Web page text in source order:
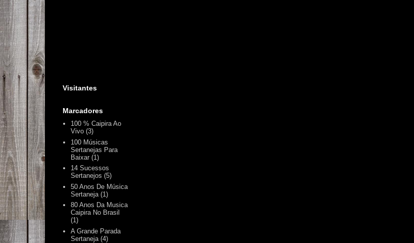
Visitantes
Marcadores
100 % Caipira Ao
Vivo (3)
100 Músicas
Sertanejas Para
Baixar (1)
14 Sucessos
Sertanejos (5)
50 Anos De Música
Sertaneja (1)
80 Anos Da Musica
Caipira No Brasil
(1)
A Grande Parada
Sertaneja (4)